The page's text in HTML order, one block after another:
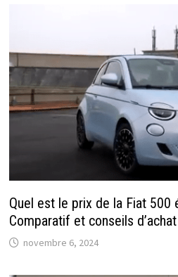
Quel est le prix de la Fiat 500
Comparatif et conseils d’achat
novembre 6, 2024